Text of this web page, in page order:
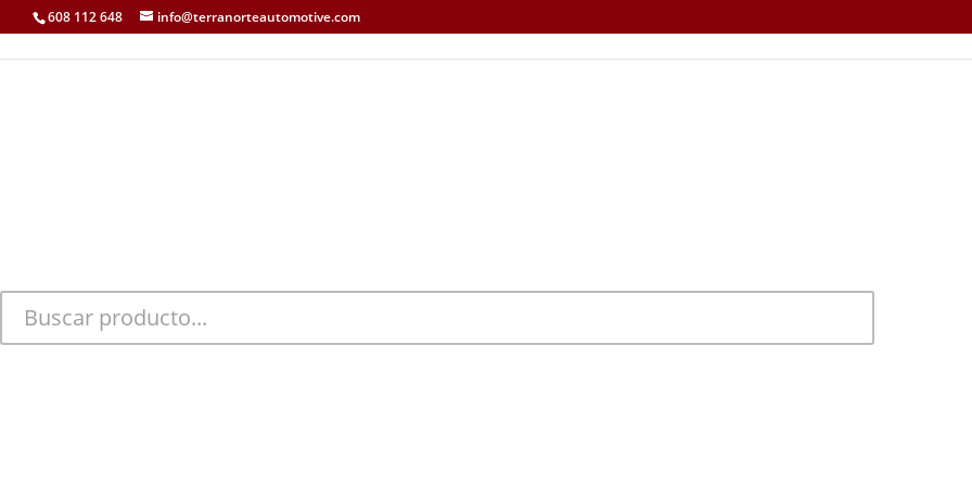
608 112 648 info@terranorteautomotive.com